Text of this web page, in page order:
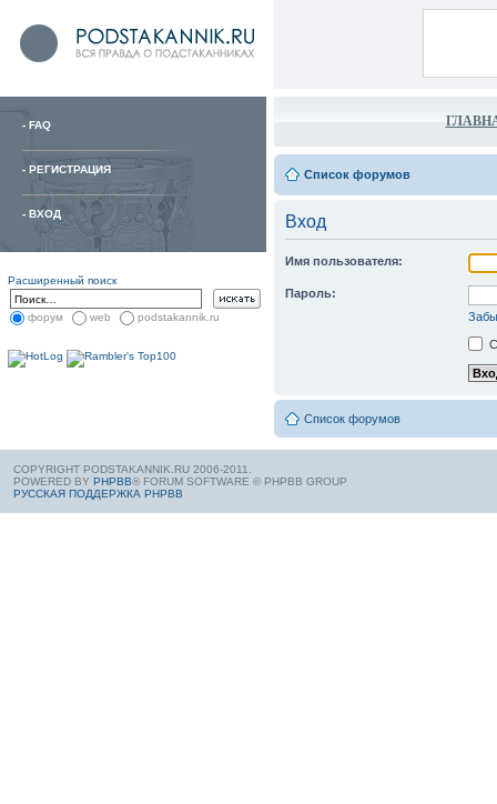
- FAQ
- РЕГИСТРАЦИЯ
- ВХОД
Расширенный поиск
форум web podstakannik.ru
Список форумов
Вход
Имя пользователя:
Пароль:
Список форумов
COPYRIGHT PODSTAKANNIK.RU 2006-2011.
POWERED BY PHPBB® FORUM SOFTWARE © PHPBB GROUP
РУССКАЯ ПОДДЕРЖКА PHPBB